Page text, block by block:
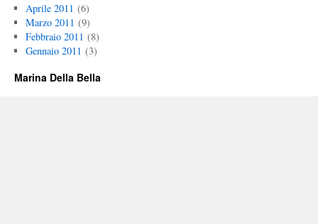
Aprile 2011 (6)
Marzo 2011 (9)
Febbraio 2011 (8)
Gennaio 2011 (3)
Marina Della Bella